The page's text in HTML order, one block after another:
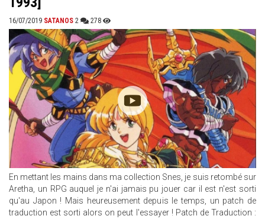
16/07/2019 SATANOS 2 278
En mettant les mains dans ma collection Snes, je suis retombé sur
Aretha, un RPG auquel je n'ai jamais pu jouer car il est n'est sorti
qu'au Japon ! Mais heureusement depuis le temps, un patch de
traduction est sorti alors on peut l'essayer ! Patch de Traduction :